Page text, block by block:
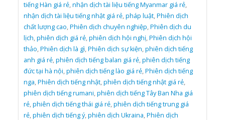
tiếng Hàn giá rẻ,nhận dịch tài liệu tiếng Myanmar giá rẻ,
nhận dịch tài liệu tiếng nhật giá rẻ,pháp luật,Phiên dịch
chất lượng cao,Phiên dịch chuyên nghiệp,Phiên dịch du
lịch,phiên dịch giá rẻ,phiên dịch hội nghị,Phiên dịch hội
thảo,Phiên dịch là gì,Phiên dịch sự kiện,phiên dịch tiếng
anh giá rẻ,phiên dịch tiếng balan giá rẻ,phiên dịch tiếng
đức tại hà nội,phiên dịch tiếng lào giá rẻ,Phiên dịch tiếng
nga,Phiên dịch tiếng nhật,phiên dịch tiếng nhật giá rẻ,
phiên dịch tiếng rumani,phiên dịch tiếng Tây Ban Nha giá
rẻ,phiên dịch tiếng thái giá rẻ,phiên dịch tiếng trung giá
rẻ,phiên dịch tiếng ý,phiên dịch Ukraina,Phiên dịch